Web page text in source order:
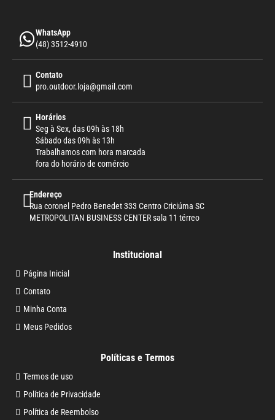
WhatsApp
(48) 3512-4910
Contato
pro.outdoor.loja@gmail.com
Horários
Seg à Sex, das 09h às 18h
Sábado das 09h às 13h
Trabalhamos com hora marcada
fora do horário de comércio
Endereço
Rua coronel Pedro Benedet 333 Centro Criciúma SC
METROPOLITAN BUSINESS CENTER sala 11 térreo
Institucional
Página Inicial
Contato
Minha Conta
Meus Pedidos
Políticas e Termos
Termos de uso
Política de Privacidade
Política de Reembolso